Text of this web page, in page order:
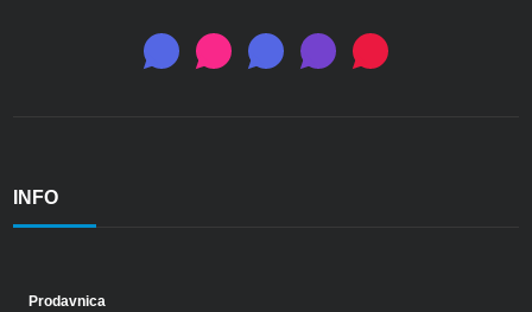
INFO
Prodavnica